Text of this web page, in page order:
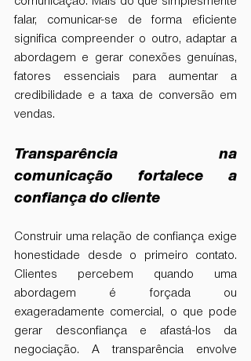
falar, comunicar-se de forma eficiente
significa compreender o outro, adaptar a
abordagem e gerar conexões genuínas,
fatores essenciais para aumentar a
credibilidade e a taxa de conversão em
vendas.
Transparência na
comunicação fortalece a
confiança do cliente
Construir uma relação de confiança exige
honestidade desde o primeiro contato.
Clientes percebem quando uma
abordagem é forçada ou
exageradamente comercial, o que pode
gerar desconfiança e afastá-los da
negociação. A transparência envolve